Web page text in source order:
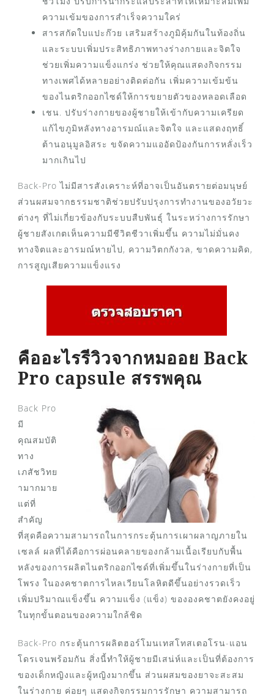
ความเข้มของการสำเร็จความใคร่
สารสกัดใบแปะก๊วย เสริมสร้างภูมิคุ้มกันในท้องถิ่น
และระบบเพิ่มประสิทธิภาพทางร่างกายและจิตใจ
ช่วยเพิ่มความแข็งแกร่ง ช่วยให้คุณแสดงกิจกรรม
ทางเพศได้หลายอย่างติดต่อกัน เพิ่มความเข้มข้น
ของไนตริกออกไซด์ให้การขยายตัวของหลอดเลือด
เชน. ปรับร่างกายของผู้ชายให้เข้ากับความเครียด
แก้ไขภูมิหลังทางอารมณ์และจิตใจ และแสดงฤทธิ์
ต้านอนุมูลอิสระ ขจัดความแออัดป้องกันการหลั่งเร็ว
มากเกินไป
Back-Pro ไม่มีสารสังเคราะห์ที่อาจเป็นอันตรายต่อมนุษย์
ส่วนผสมจากธรรมชาติช่วยปรับปรุงการทำงานของอวัยวะ
ต่างๆ ที่ไม่เกี่ยวข้องกับระบบสืบพันธุ์ ในระหว่างการรักษา
ผู้ชายสังเกตเห็นความมีชีวิตชีวาเพิ่มขึ้น ความไม่มั่นคง
ทางจิตและอารมณ์หายไป, ความวิตกกังวล, ขาดความคิด,
การสูญเสียความแข็งแรง
คืออะไรรีวิวจากหมออย Back
Pro capsule สรรพคุณ
Back Pro
มี
คุณสมบัติ
ทาง
เภสัชวิทย
ามากมาย
แต่ที่
สำคัญ
ที่สุดคือความสามารถในการกระตุ้นการเผาผลาญภายใน
เซลล์ ผลที่ได้คือการผ่อนคลายของกล้ามเนื้อเรียบกับพื้น
หลังของการผลิตไนตริกออกไซด์ที่เพิ่มขึ้นในร่างกายที่เป็น
โพรง ในองคชาตการไหลเวียนโลหิตดีขึ้นอย่างรวดเร็ว
เพิ่มปริมาณแข็งขึ้น ความแข็ง (แข็ง) ขององคชาตยังคงอยู่
ในทุกขั้นตอนของความใกล้ชิด
Back-Pro กระตุ้นการผลิตฮอร์โมนเทสโทสเตอโรน-แอน
โดรเจนพร้อมกัน สิ่งนี้ทำให้ผู้ชายมีเสน่ห์และเป็นที่ต้องการ
ของเด็กหญิงและผู้หญิงมากขึ้น ส่วนผสมของยาจะสะสม
ในร่างกาย ค่อยๆ แสดงกิจกรรมการรักษา ความสามารถ